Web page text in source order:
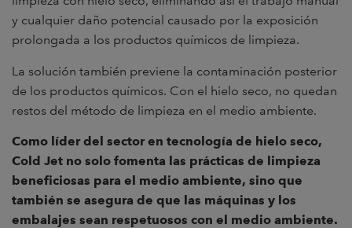
y cualquier daño potencial causado por la exposición
prolongada a los productos químicos de limpieza.
La solución también previene la contaminación posterior
de los productos químicos. Con el hielo seco, no quedan
restos del método de limpieza en el medio ambiente.
Como líder del sector en tecnología de hielo seco,
Cold Jet no solo fomenta las prácticas de limpieza
beneficiosas para el medio ambiente, sino que
también se asegura de que las máquinas y los
embalajes sean respetuosos con el medio ambiente.